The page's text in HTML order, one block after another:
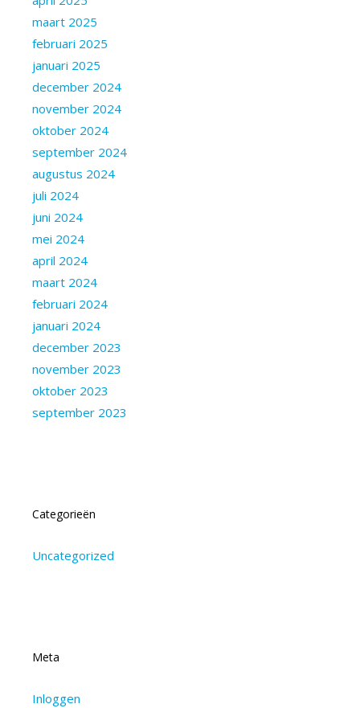
maart 2025
februari 2025
januari 2025
december 2024
november 2024
oktober 2024
september 2024
augustus 2024
juli 2024
juni 2024
mei 2024
april 2024
maart 2024
februari 2024
januari 2024
december 2023
november 2023
oktober 2023
september 2023
Categorieën
Uncategorized
Meta
Inloggen